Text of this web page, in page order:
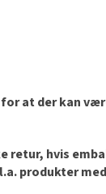
at der kan
retur, hvis
produkter